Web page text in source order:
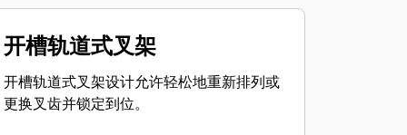
开槽轨道式叉架
开槽轨道式叉架设计允许轻松地重新排列或
更换叉齿并锁定到位。